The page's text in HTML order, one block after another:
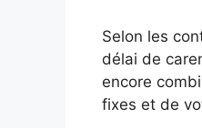
Selon les
délai de
encore
fixes et de